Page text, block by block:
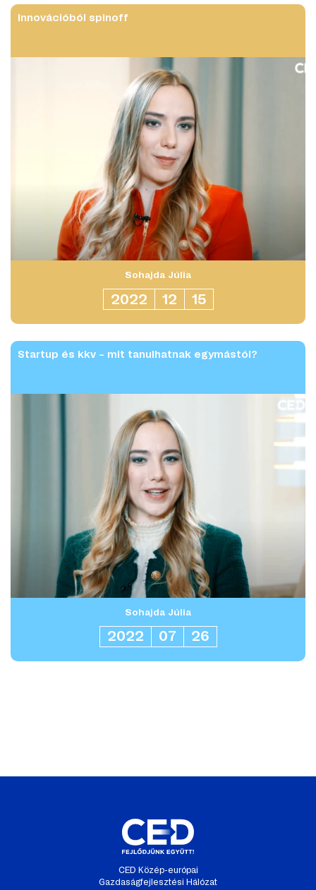
Innovációból spinoff
Sohajda Júlia
2022 12 15
Startup és kkv – mit tanulhatnak egymástól?
Sohajda Júlia
2022 07 26
CED Közép-európai
Gazdaságfejlesztési Hálózat